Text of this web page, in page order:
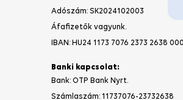
Adószám: SK2024102003
Áfafizetők vagyunk.
IBAN: HU24 1173 7076 2373 2638
Banki kapcsolat:
Bank: OTP Bank Nyrt.
Számlaszám: 11737076-23732638